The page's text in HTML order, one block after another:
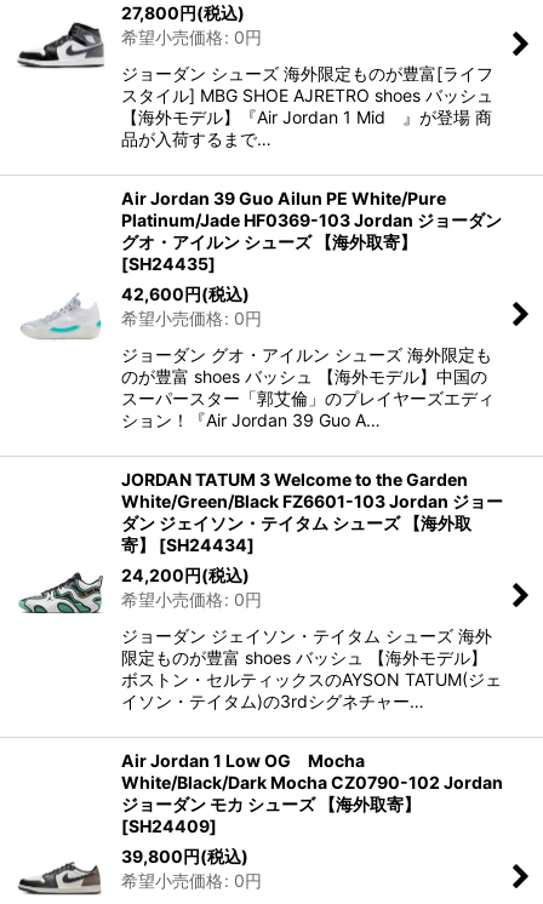
27,800円(税込)
希望小売価格: 0円
ジョーダン シューズ 海外限定ものが豊富[ライフ
スタイル] MBG SHOE AJRETRO shoes バッシュ
【海外モデル】『Air Jordan 1 Mid 』が登場 商
品が入荷するまで…
Air Jordan 39 Guo Ailun PE White/Pure
Platinum/Jade HF0369-103 Jordan ジョーダン
グオ・アイルン シューズ 【海外取寄】
[SH24435]
42,600円(税込)
希望小売価格: 0円
ジョーダン グオ・アイルン シューズ 海外限定も
のが豊富 shoes バッシュ 【海外モデル】中国の
スーパースター「郭艾倫」のプレイヤーズエディ
ション！『Air Jordan 39 Guo A…
JORDAN TATUM 3 Welcome to the Garden
White/Green/Black FZ6601-103 Jordan ジョー
ダン ジェイソン・テイタム シューズ 【海外取
寄】
[SH24434]
24,200円(税込)
希望小売価格: 0円
ジョーダン ジェイソン・テイタム シューズ 海外
限定ものが豊富 shoes バッシュ 【海外モデル】
ボストン・セルティックスのAYSON TATUM(ジェ
イソン・テイタム)の3rdシグネチャー…
Air Jordan 1 Low OG Mocha
White/Black/Dark Mocha CZ0790-102 Jordan
ジョーダン モカ シューズ 【海外取寄】
[SH24409]
39,800円(税込)
希望小売価格: 0円